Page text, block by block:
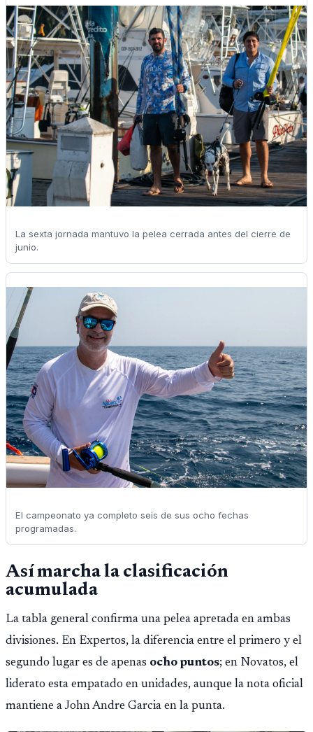
La sexta jornada mantuvo la pelea cerrada antes del cierre de
junio.
El campeonato ya completo seis de sus ocho fechas
programadas.
Así marcha la clasificación
acumulada
La tabla general confirma una pelea apretada en ambas
divisiones. En Expertos, la diferencia entre el primero y el
segundo lugar es de apenas ocho puntos; en Novatos, el
liderato esta empatado en unidades, aunque la nota oficial
mantiene a John Andre Garcia en la punta.